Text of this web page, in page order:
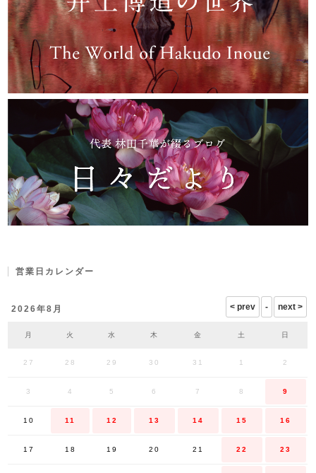
営業日カレンダー
2026年8月
月 火 水 木 金 土 日
27 28 29 30 31 1 2
3 4 5 6 7 8 9
10 11 12 13 14 15 16
17 18 19 20 21 22 23